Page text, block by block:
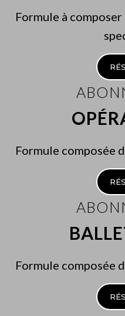
Formule à composer
Formule composée
Formule composée